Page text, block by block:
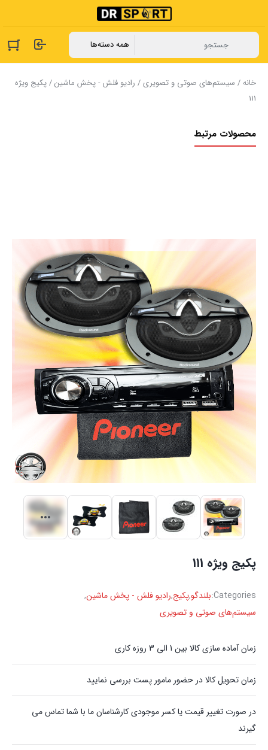
خانه/ سیستم‌های صوتی و تصویری/ رادیو فلش - پخش ماشین/ پکیج ویژه
111
محصولات مرتبط
پکیج ویژه 111
Categories: بلندگو,پکیج,رادیو فلش - پخش ماشین,
سیستم‌های صوتی و تصویری
زمان آماده سازی کالا بین 1 الی 3 روزه کاری
زمان تحویل کالا در حضور مامور پست بررسی نمایید
در صورت تغییر قیمت یا کسر موجودی کارشناسان ما با شما تماس می
گیرند